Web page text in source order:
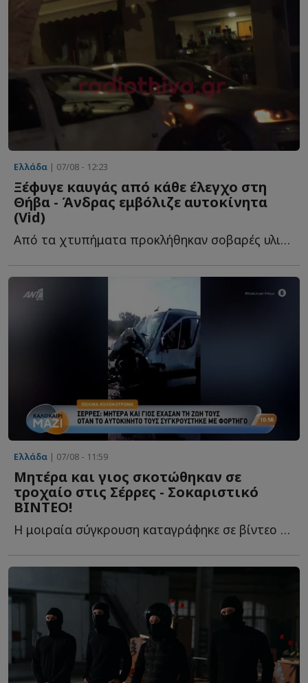
Ελλάδα | 07/08 - 12:23
Ξέφυγε καυγάς από κάθε έλεγχο στη
Θήβα - Άνδρας εμβόλιζε αυτοκίνητα
(Vid)
Από τα χτυπήματα προκλήθηκαν σοβαρές υλικές ζημιές σ...
Ελλάδα | 07/08 - 11:59
Mητέρα και γιος σκοτώθηκαν σε
τροχαίο στις Σέρρες - Σοκαριστικό
ΒΙΝΤΕΟ!
Η μοιραία σύγκρουση καταγράφηκε σε βίντεο με τις εικόνες ν...